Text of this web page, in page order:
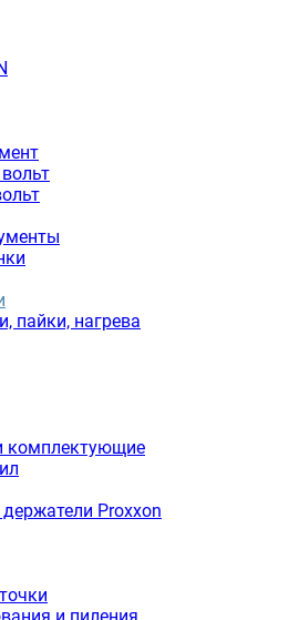
пайки, нагрева
комплектующие
Proxxon